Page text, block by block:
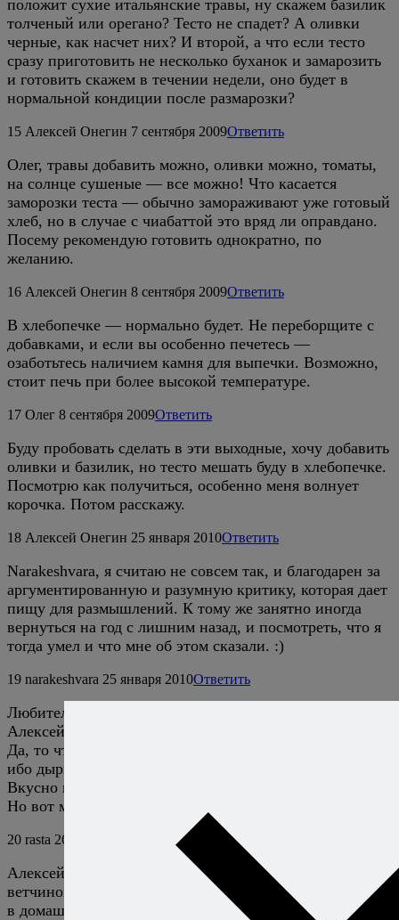
положит сухие итальянские травы, ну скажем базилик
толченый или орегано? Тесто не спадет? А оливки
черные, как насчет них? И второй, а что если тесто
сразу приготовить не несколько буханок и замарозить
и готовить скажем в течении недели, оно будет в
нормальной кондиции после размарозки?
15 Алексей Онегин 7 сентября 2009Ответить
Олег, травы добавить можно, оливки можно, томаты,
на солнце сушеные — все можно! Что касается
заморозки теста — обычно замораживают уже готовый
хлеб, но в случае с чиабаттой это вряд ли оправдано.
Посему рекомендую готовить однократно, по
желанию.
16 Алексей Онегин 8 сентября 2009Ответить
В хлебопечке — нормально будет. Не переборщите с
добавками, и если вы особенно печетесь —
озаботьтесь наличием камня для выпечки. Возможно,
стоит печь при более высокой температуре.
17 Олег 8 сентября 2009Ответить
Буду пробовать сделать в эти выходные, хочу добавить
оливки и базилик, но тесто мешать буду в хлебопечке.
Посмотрю как получиться, особенно меня волнует
корочка. Потом расскажу.
18 Алексей Онегин 25 января 2010Ответить
Narakeshvara, я считаю не совсем так, и благодарен за
аргументированную и разумную критику, которая дает
пищу для размышлений. К тому же занятно иногда
вернуться на год с лишним назад, и посмотреть, что я
тогда умел и что мне об этом сказали. :)
19 narakeshvara 25 января 2010Ответить
Любителей покритиковать — тьма, не правда ли,
Алексей?
Да, то что получилось — вовсе не чабатта (ciao = чао),
ибо дырки должны быть с кулак. Ну так что с того?
Вкусно и ладно.
Но вот молоко туда очень даже идёт.
20 rasta 26 марта 2010 Ответить
Алексей пробовали ли вы как в старбаксе Чиабатта с
ветчиной и сыром Эмменталь. Как можно приготовить
в домашних условиях?